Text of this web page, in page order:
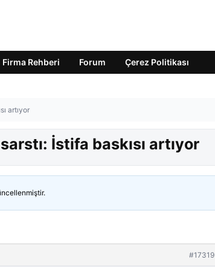
Firma Rehberi Forum Çerez Politikası
artıyor
İstifa baskısı artıyor
#17319